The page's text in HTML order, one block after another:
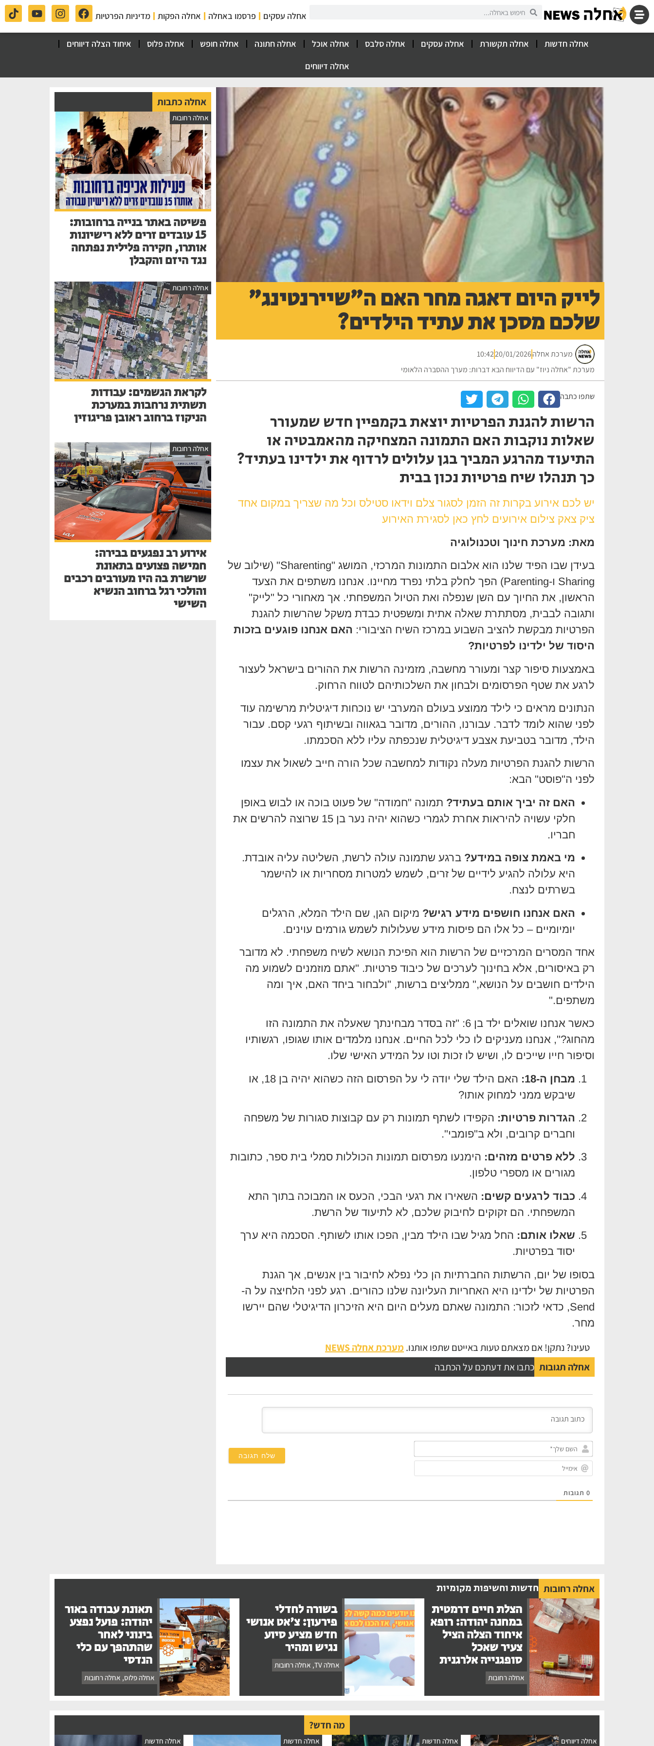
אחלה עסקים פרסמו באחלה אחלה הפקות מדיניות הפרטיות
אחלה חדשות אחלה תקשורת אחלה עסקים אחלה סלבס אחלה אוכל אחלה חתונה אחלה חופש אחלה פלוס
איחוד הצלה דיווחים
אחלה דיווחים
לייק היום דאגה מחר האם ה"שיירנטינג"
שלכם מסכן את עתיד הילדים?
מערכת אחלה20/01/2026
10:42
מערכת "אחלה ניוז" עם הדיווח הבא דברות: מערך ההסברה הלאומי
שתפו כתבה
הרשות להגנת הפרטיות יוצאת בקמפיין חדש שמעורר
שאלות נוקבות האם התמונה המצחיקה מהאמבטיה או
התיעוד מהרגע המביך בגן עלולים לרדוף את ילדינו בעתיד?
כך תנהלו שיח פרטיות נכון בבית
יש לכם אירוע בקרות זה הזמן לסגור צלם וידאו סטילס וכל מה שצריך במקום אחד
ציק צאק צילום אירועים לחץ כאן לסגירת האירוע
מאת: מערכת חינוך וטכנולוגיה
בעידן שבו הפיד שלנו הוא אלבום התמונות המרכזי, המושג "Sharenting" (שילוב של
Sharing ו-Parenting) הפך לחלק בלתי נפרד מחיינו. אנחנו משתפים את הצעד
הראשון, את החיוך עם השן שנפלה ואת הטיול המשפחתי. אך מאחורי כל "לייק"
ותגובה לבבית, מסתתרת שאלה אתית ומשפטית כבדת משקל שהרשות להגנת
הפרטיות מבקשת להציב השבוע במרכז השיח הציבורי: האם אנחנו פוגעים בזכות
היסוד של ילדינו לפרטיות?
באמצעות סיפור קצר ומעורר מחשבה, מזמינה הרשות את ההורים בישראל לעצור
לרגע את שטף הפרסומים ולבחון את השלכותיהם לטווח הרחוק.
הנתונים מראים כי לילד ממוצע בעולם המערבי יש נוכחות דיגיטלית מרשימה עוד
לפני שהוא לומד לדבר. עבורנו, ההורים, מדובר בגאווה ובשיתוף רגעי קסם. עבור
הילד, מדובר בטביעת אצבע דיגיטלית שנכפתה עליו ללא הסכמתו.
הרשות להגנת הפרטיות מעלה נקודות למחשבה שכל הורה חייב לשאול את עצמו
לפני ה"פוסט" הבא:
האם זה יביך אותם בעתיד? תמונה "חמודה" של פעוט בוכה או לבוש באופן
חלקי עשויה להיראות אחרת לגמרי כשהוא יהיה נער בן 15 שרוצה להרשים את
חבריו.
מי באמת צופה במידע? ברגע שתמונה עולה לרשת, השליטה עליה אובדת.
היא עלולה להגיע לידיים של זרים, לשמש למטרות מסחריות או להישמר
בשרתים לנצח.
האם אנחנו חושפים מידע רגיש? מיקום הגן, שם הילד המלא, הרגלים
יומיומיים – כל אלו הם פיסות מידע שעלולות לשמש גורמים עוינים.
אחד המסרים המרכזיים של הרשות הוא הפיכת הנושא לשיח משפחתי. לא מדובר
רק באיסורים, אלא בחינוך לערכים של כיבוד פרטיות. "אתם מוזמנים לשמוע מה
הילדים חושבים על הנושא," ממליצים ברשות, "ולבחור ביחד האם, איך ומה
משתפים."
כאשר אנחנו שואלים ילד בן 6: "זה בסדר מבחינתך שאעלה את התמונה הזו
מהחוג?", אנחנו מעניקים לו כלי לכל החיים. אנחנו מלמדים אותו שגופו, רגשותיו
וסיפור חייו שייכים לו, ושיש לו זכות וטו על המידע האישי שלו.
מבחן ה-18:
האם הילד שלי יודה לי על הפרסום הזה כשהוא יהיה בן 18, או
שיבקש ממני למחוק אותו?
הגדרות פרטיות: הקפידו לשתף תמונות רק עם קבוצות סגורות של משפחה
וחברים קרובים, ולא ב"פומבי".
ללא פרטים מזהים: הימנעו מפרסום תמונות הכוללות סמלי בית ספר, כתובות
מגורים או מספרי טלפון.
כבוד לרגעים קשים: השאירו את רגעי הבכי, הכעס או המבוכה בתוך התא
המשפחתי. הם זקוקים לחיבוק שלכם, לא לתיעוד של הרשת.
שאלו אותם: החל מגיל שבו הילד מבין, הפכו אותו לשותף. הסכמה היא ערך
יסוד בפרטיות.
בסופו של יום, הרשתות החברתיות הן כלי נפלא לחיבור בין אנשים, אך הגנת
הפרטיות של ילדינו היא האחריות העליונה שלנו כהורים. רגע לפני הלחיצה על ה-
Send, כדאי לזכור: התמונה שאתם מעלים היום היא הזיכרון הדיגיטלי שהם יירשו
מחר.
טעינו? נתקן! אם מצאתם טעות באייטם שתפו אותנו. מערכת אחלה NEWS
אחלה תגובות כתבו את דעתכם על הכתבה
שלך*
0 תגובות
אחלה כתבות
אחלה רחובות
פשיטה באתר בנייה ברחובות:
15 עובדים זרים ללא רישיונות
אותרו, חקירה פלילית נפתחה
נגד היזם והקבלן
אחלה רחובות
לקראת הגשמים: עבודות
תשתית נרחבות במערכת
הניקוז ברחוב ראובן פריגוזין
אחלה רחובות
אירוע רב נפגעים בבירה:
חמישה פצועים בתאונת
שרשרת בה היו מעורבים רכבים
והולכי רגל ברחוב הנשיא
השישי
אחלה רחובות חדשות וחשיפות מקומיות
הצלת חיים דרמטית
במחנה יהודה: רופא
איחוד הצלה הציל
צעיר שאכל
סופגנייה אלרגנית
אחלה רחובות
בשורה לחדלי
פירעון: צ'אט אנושי
חדש מציע סיוע
נגיש ומהיר
אחלה TV , אחלה רחובות
תאונת עבודה באור
יהודה: פועל נפצע
בינוני לאחר
שהתהפך עם כלי
הנדסי
אחלה פלוס, אחלה רחובות
מה חדש?
אחלה דיווחים אחלה חדשות אחלה חדשות אחלה חדשות